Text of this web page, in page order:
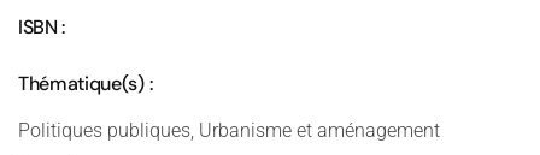
ISBN :
Thématique(s) :
Politiques publiques, Urbanisme et aménagement